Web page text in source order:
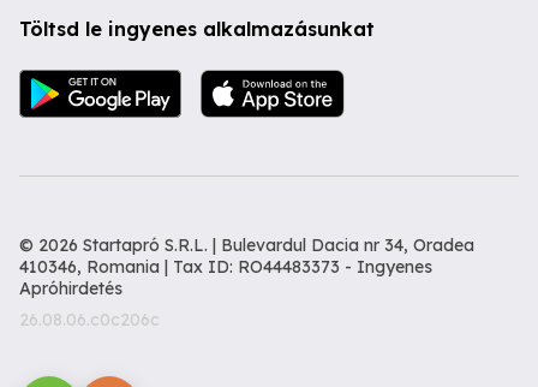
Töltsd le ingyenes alkalmazásunkat
© 2026 Startapró S.R.L. | Bulevardul Dacia nr 34, Oradea
410346, Romania | Tax ID: RO44483373 - Ingyenes
Apróhirdetés
26.08.06.c0c206c